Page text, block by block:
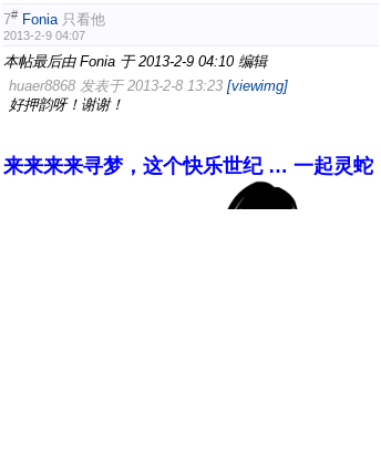
7# Fonia 只看他
2013-2-9 04:07
本帖最后由 Fonia 于 2013-2-9 04:10 编辑
huaer8868 发表于 2013-2-8 13:23 [viewimg]
好押韵呀！谢谢！
来来来来寻梦，这个快乐世纪 … 一起灵蛇